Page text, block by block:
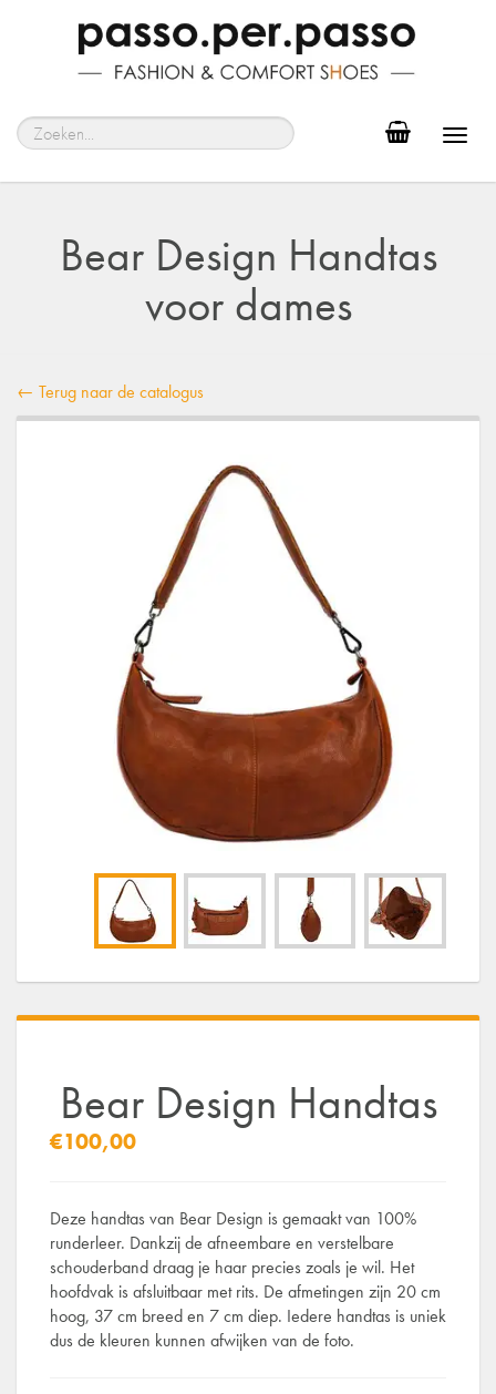
Bear Design Handtas
voor dames
← Terug naar de catalogus
Bear Design Handtas
€100,00
Deze handtas van Bear Design is gemaakt van 100%
runderleer. Dankzij de afneembare en verstelbare
schouderband draag je haar precies zoals je wil. Het
hoofdvak is afsluitbaar met rits. De afmetingen zijn 20 cm
hoog, 37 cm breed en 7 cm diep. Iedere handtas is uniek
dus de kleuren kunnen afwijken van de foto.